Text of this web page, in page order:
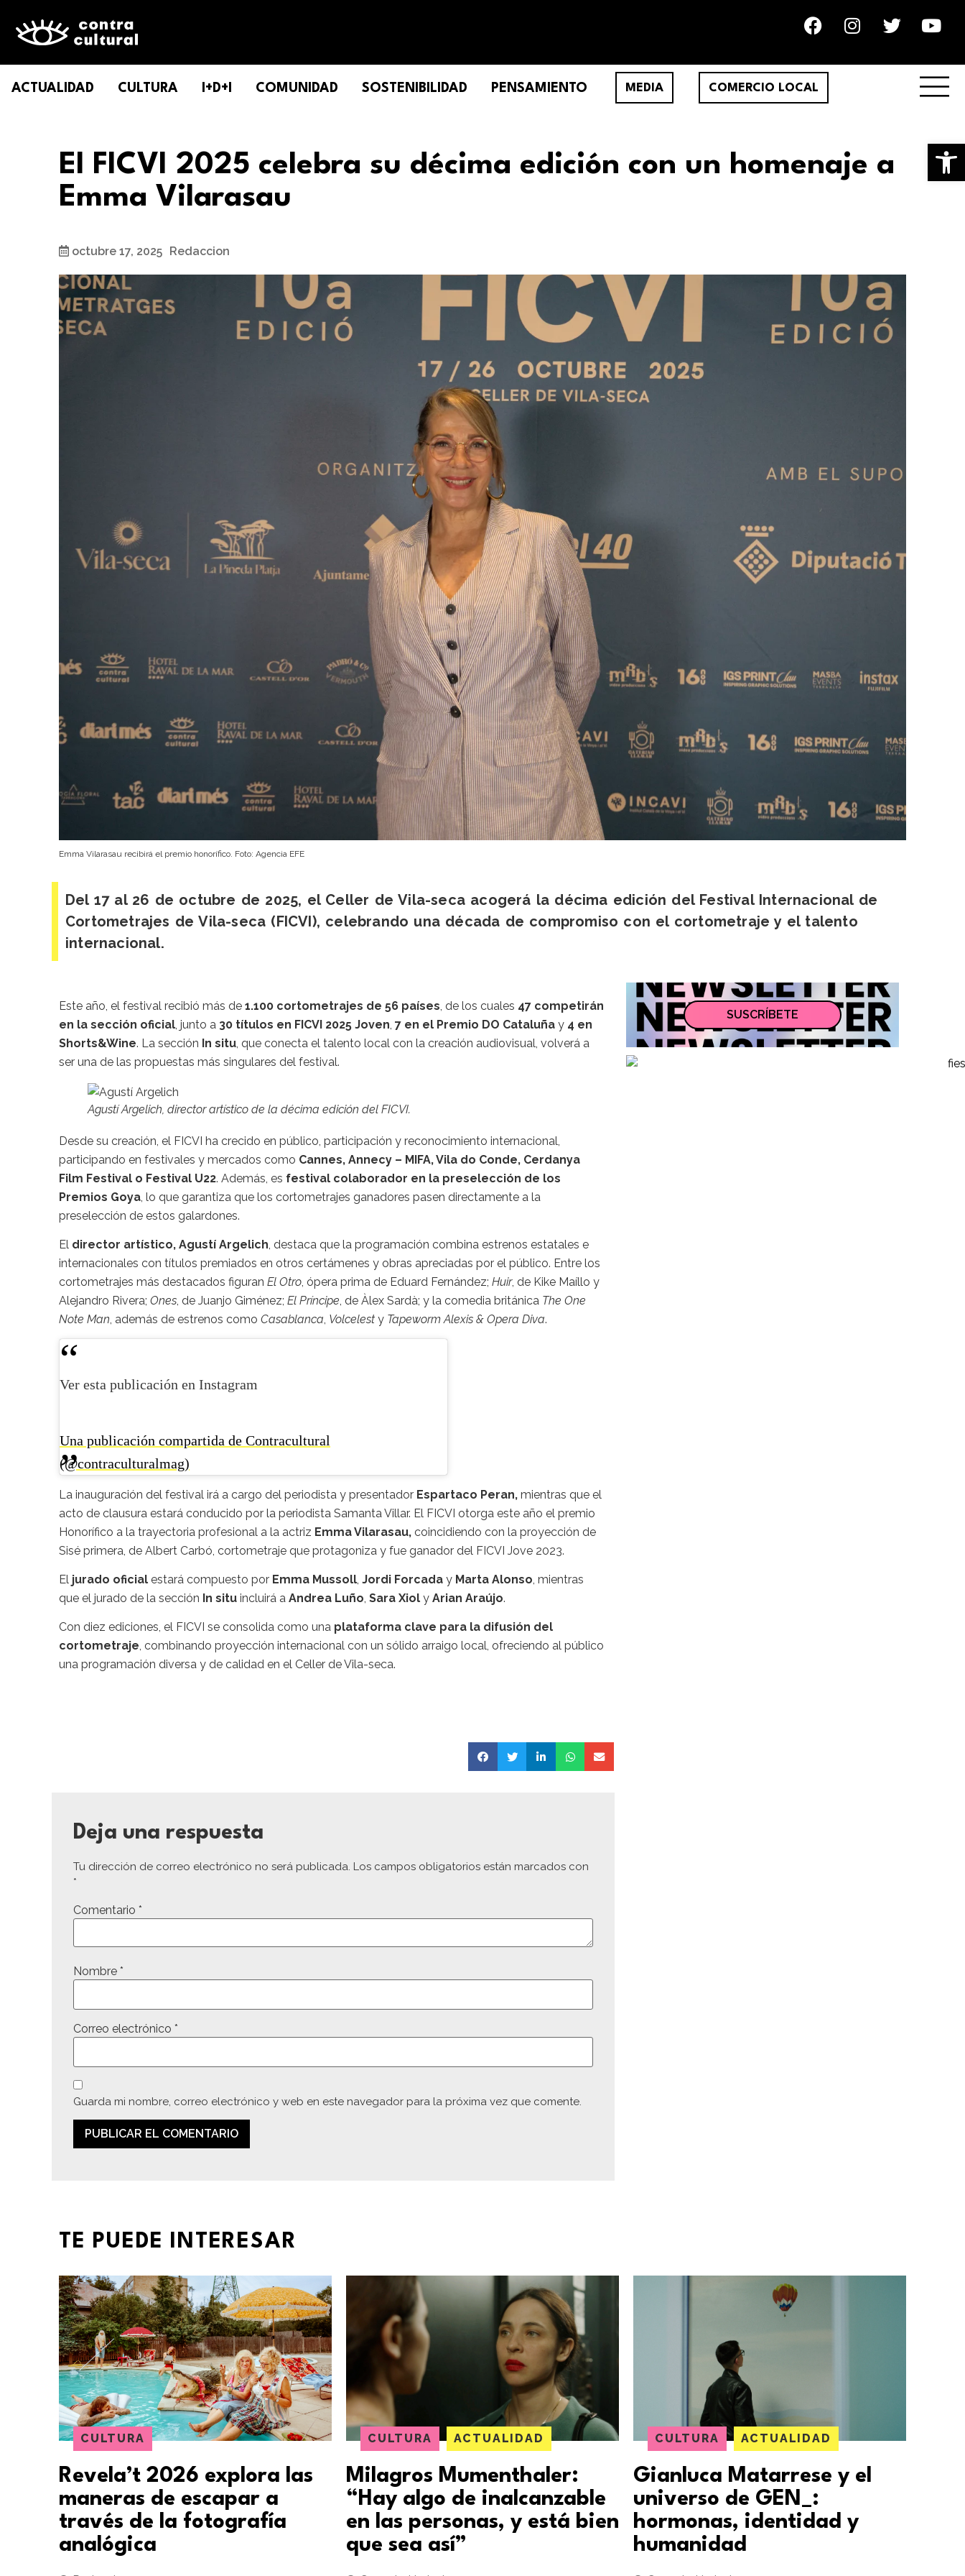
ACTUALIDAD CULTURA I+D+I COMUNIDAD SOSTENIBILIDAD PENSAMIENTO MEDIA COMERCIO LOCAL
El FICVI 2025 celebra su décima edición con un homenaje a
Emma Vilarasau
octubre 17, 2025 Redaccion
Emma Vilarasau recibirá el premio honorífico. Foto: Agencia EFE
Del 17 al 26 de octubre de 2025, el Celler de Vila-seca acogerá la décima edición del Festival Internacional de
Cortometrajes de Vila-seca (FICVI), celebrando una década de compromiso con el cortometraje y el talento
internacional.
Este año, el festival recibió más de 1.100 cortometrajes de 56 países , de los cuales 47 competirán
en la sección oficial , junto a 30 títulos en FICVI 2025 Joven 7 en el Premio DO Cataluña y 4 en
Shorts&Wine. La sección In situ , que conecta el talento local con la creación audiovisual, volverá a
ser una de las propuestas más singulares del festival.
Agustí Argelich, director artístico de la décima edición del FICVI.
Desde su creación, el FICVI ha crecido en público, participación y reconocimiento internacional,
participando en festivales y mercados como Cannes, Annecy – MIFA, Vila do Conde, Cerdanya
Film Festival o Festival U22. Además, es festival colaborador en la preselección de los
Premios Goya , lo que garantiza que los cortometrajes ganadores pasen directamente a la
preselección de estos galardones.
El director artístico, Agustí Argelich, destaca que la programación combina estrenos estatales e
internacionales con títulos premiados en otros certámenes y obras apreciadas por el público. Entre los
cortometrajes más destacados figuran El Otro, ópera prima de Eduard Fernández; Huir, de Kike Maíllo y
Alejandro Rivera; Ones, de Juanjo Giménez; El Príncipe, de Àlex Sardà; y la comedia británica The One
Note Man, además de estrenos como Casablanca, Volcelest y Tapeworm Alexis & Opera Diva.
Ver esta publicación en Instagram
Una publicación compartida de Contracultural
(@contraculturalmag)
La inauguración del festival irá a cargo del periodista y presentador Espartaco Peran, mientras que el
acto de clausura estará conducido por la periodista Samanta Villar. El FICVI otorga este año el premio
Honorífico a la trayectoria profesional a la actriz Emma Vilarasau, coincidiendo con la proyección de
Sisé primera, de Albert Carbó, cortometraje que protagoniza y fue ganador del FICVI Jove 2023.
El jurado oficial estará compuesto por Emma Mussoll, Jordi Forcada y Marta Alonso, mientras
que el jurado de la sección In situ incluirá a Andrea Luño, Sara Xiol y Arian Araújo.
Con diez ediciones, el FICVI se consolida como una plataforma clave para la difusión del
cortometraje, combinando proyección internacional con un sólido arraigo local, ofreciendo al público
una programación diversa y de calidad en el Celler de Vila-seca.
SUSCRÍBETE
Deja una respuesta
Tu dirección de correo electrónico no será publicada. Los campos obligatorios están marcados con
*
Comentario *
Nombre *
Correo electrónico *
Guarda mi nombre, correo electrónico y web en este navegador para la próxima vez que comente.
TE PUEDE INTERESAR
CULTURA
Revela’t 2026 explora las
maneras de escapar a
través de la fotografía
analógica
CULTURA ACTUALIDAD
Milagros Mumenthaler:
“Hay algo de inalcanzable
en las personas, y está bien
que sea así”
CULTURA ACTUALIDAD
Gianluca Matarrese y el
universo de GEN_:
hormonas, identidad y
humanidad